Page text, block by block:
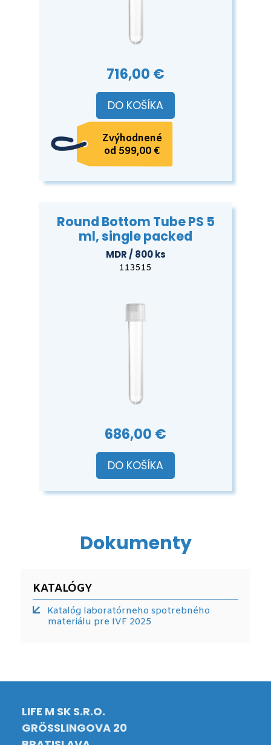
716,00 €
DO KOŠÍKA
Zvýhodnené
od 599,00 €
Round Bottom Tube PS 5
ml, single packed
MDR / 800 ks
113515
686,00 €
DO KOŠÍKA
Dokumenty
KATALÓGY
Katalóg laboratórneho spotrebného
materiálu pre IVF 2025
LIFE M SK S.R.O.
GRÖSSLINGOVA 20